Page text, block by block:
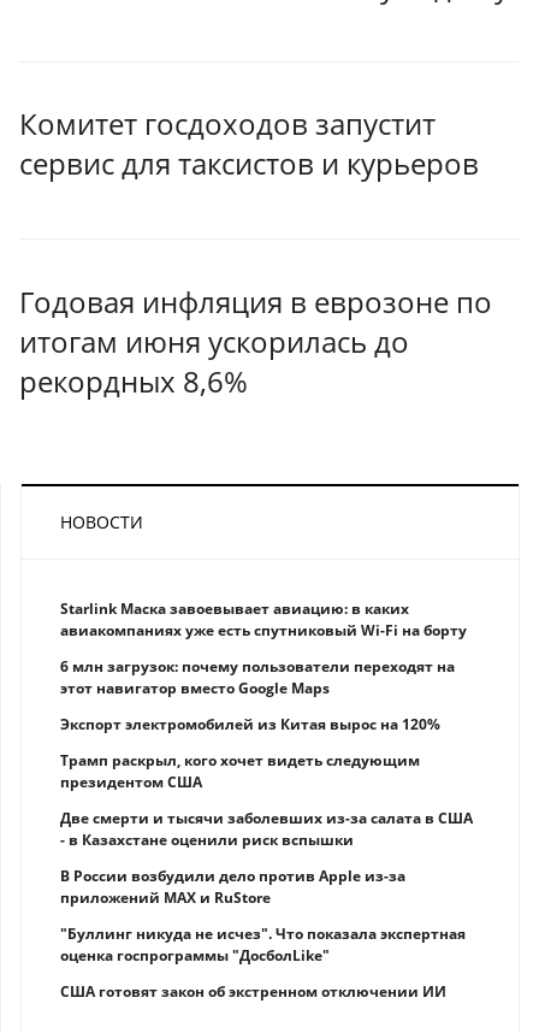
Комитет госдоходов запустит
сервис для таксистов и курьеров
Годовая инфляция в еврозоне по
итогам июня ускорилась до
рекордных 8,6%
НОВОСТИ
Starlink Маска завоевывает авиацию: в каких
авиакомпаниях уже есть спутниковый Wi-Fi на борту
6 млн загрузок: почему пользователи переходят на
этот навигатор вместо Google Maps
Экспорт электромобилей из Китая вырос на 120%
Трамп раскрыл, кого хочет видеть следующим
президентом США
Две смерти и тысячи заболевших из-за салата в США
- в Казахстане оценили риск вспышки
В России возбудили дело против Apple из-за
приложений MAX и RuStore
"Буллинг никуда не исчез". Что показала экспертная
оценка госпрограммы "ДосболLike"
США готовят закон об экстренном отключении ИИ